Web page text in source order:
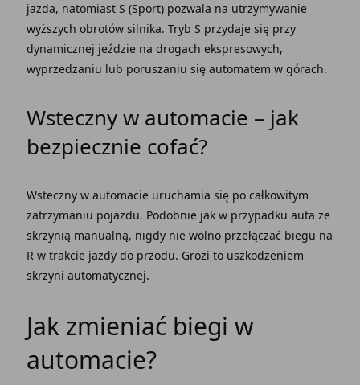
jazda, natomiast S (Sport) pozwala na utrzymywanie
wyższych obrotów silnika. Tryb S przydaje się przy
dynamicznej jeździe na drogach ekspresowych,
wyprzedzaniu lub poruszaniu się automatem w górach.
Wsteczny w automacie – jak
bezpiecznie cofać?
Wsteczny w automacieuruchamia się po całkowitym
zatrzymaniu pojazdu. Podobnie jak w przypadku auta ze
skrzynią manualną, nigdy nie wolno przełączać biegu na
R w trakcie jazdydo przodu. Grozi to uszkodzeniem
skrzyni automatycznej.
Jak zmieniać biegi w
automacie?